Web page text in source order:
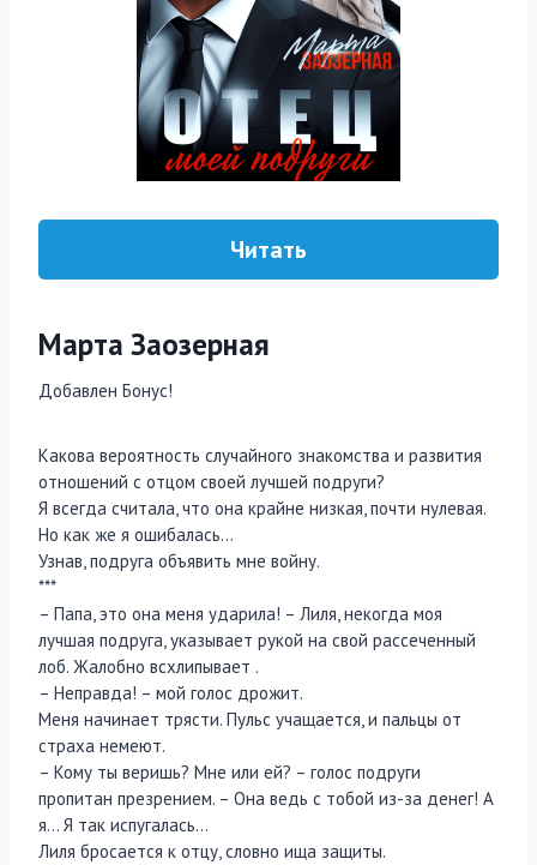
Читать
Марта Заозерная
Добавлен Бонус!
Какова вероятность случайного знакомства и развития
отношений с отцом своей лучшей подруги?
Я всегда считала, что она крайне низкая, почти нулевая.
Но как же я ошибалась…
Узнав, подруга объявить мне войну.
***
– Папа, это она меня ударила! – Лиля, некогда моя
лучшая подруга, указывает рукой на свой рассеченный
лоб. Жалобно всхлипывает .
– Неправда! – мой голос дрожит.
Меня начинает трясти. Пульс учащается, и пальцы от
страха немеют.
– Кому ты веришь? Мне или ей? – голос подруги
пропитан презрением. – Она ведь с тобой из-за денег! А
я… Я так испугалась…
Лиля бросается к отцу, словно ища защиты.